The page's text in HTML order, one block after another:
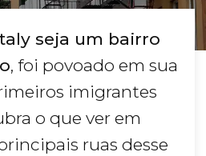
seja um bairro
, foi povoado em sua
imigrantes
o que ver em
ruas desse